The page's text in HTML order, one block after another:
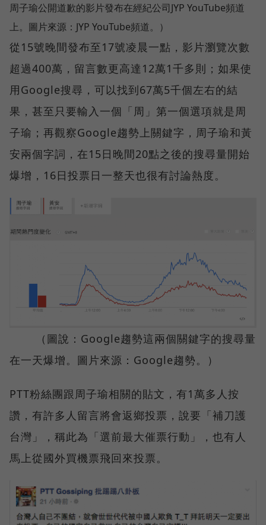
周子瑜公開道歉的影片發布在經紀公司JYP YouTube頻道
上。圖片來源：JYP YouTube頻道。）
從15號晚間發布至17號凌晨一點，影片瀏覽次數
超過400萬，留言數更高達12萬1千多則；如果使
用Google搜尋，可以找到67萬5千個左右的結
果，甚至只要輸入一個「周」第一個選項就是周
子瑜；再觀察Google趨勢上關鍵字，周子瑜和黃
安兩個字詞，在15日晚間20點之後的搜尋量開始
爆增，16日投票日一整天也很有討論熱度。
（圖說：Google趨勢這兩個關鍵字的搜尋量
在一天爆增。圖片來源：Google趨勢。）
PTT粉絲團跟周子瑜相關的貼文，有1萬多人按
讚，有許多人留言將會返鄉投票，說要「補刀護
台灣」，稱此為「選前最大催票行動」，也有人
馬上從國外買機票飛回來投票。